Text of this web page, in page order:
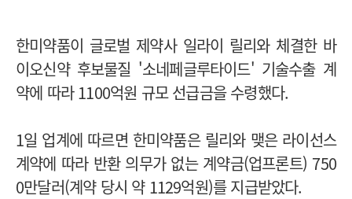
한미약품이 글로벌 제약사 일라이 릴리와 체결한 바
이오신약 후보물질 '소네페글루타이드' 기술수출 계
약에 따라 1100억원 규모 선급금을 수령했다.
1일 업계에 따르면 한미약품은 릴리와 맺은 라이선스
계약에 따라 반환 의무가 없는 계약금(업프론트) 750
0만달러(계약 당시 약 1129억원)를 지급받았다.